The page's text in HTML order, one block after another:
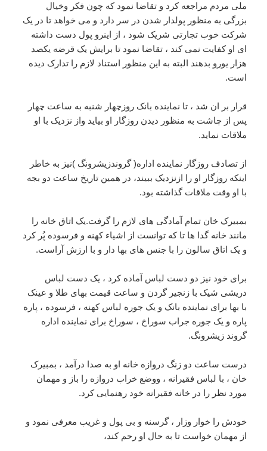
ملی مردم مراجعه کرد و تقاضا نمود که چون فکر وخیال
بزرگی به منظور پولدار شدن در سر دارد و می خواهد تا در یک
شرکت خوب تجارتی شریک شود ، از اینرو پول دست داشته
ای او کفایت نمی کند ، تقاضا نمود تا برایش یک قرضه یکصد
هزار یورو بدهند البته به این منظور استناد لازم را تدارک دیده
است.
قرار بر ان شد ، تا نماینده بانک روزچهار شنبه به ساعت چهار
پس از چاشت به منظور دیدن روزگار او بیاید واز نزدیک با او
ملاقات نماید.
از تصادف روزگار نماینده اداره( گروندزیشرونگ )نیز به خاطر
اینکه روزگار او را ازنزدیک ببیند، در همین تاریخ ساعت دو بجه
با او وقت ملاقات گذاشته بود.
بمبیرک خان تمام آمادگی های لازم را گرفت.یک اتاق خانه را
مانند خانه گدا ها تا که توانست از اشیاء کهنه و فرسوده پُر کرد
و یک اتاق سالون را با جنس های بها دار و با ارزش آراست.
برای خود نیز دو دست لباس آماده کرد ، یک دست لباس
دریشی شیک با زنجیر گردن و ساعت قیمت بهای طلا و عینک
با بها برای نماینده بانک و یک جوره لباس کهنه ، فرسوده ، پاره
پاره و یک جوره جراب سوراخ ، سوراخ برای نماینده اداره
گروند زیشرونگ.
درست ساعت دو زنگ دروازه خانه او به صدا درآمد ، بمبیرک
خان ، با لباس فقیرانه ، ووضع خراب دروازه را باز و مهمان
مورد نظر را در خانه فقیرانه خود رهنمایی کرد.
خودش را خوار وزار ، گرسنه و بی پول و غریب معرفی نمود و
از مهمان خواست تا به حال او رحم کند،